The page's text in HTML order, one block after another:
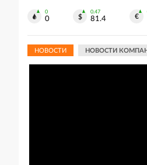
0
0
0.47
81.4
НОВОСТИ НОВОСТИ